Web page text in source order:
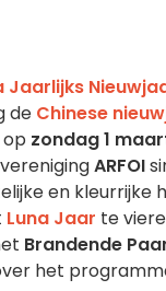
Jaarlijks
de Chinese
zondag 1
ARFOI
en kleurrijke
Luna Jaar te
Brandende
het